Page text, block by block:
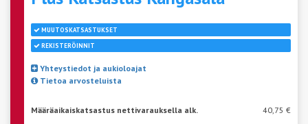
MUUTOSKATSASTUKSET
REKISTERÖINNIT
Yhteystiedot ja aukioloajat
Tietoa arvosteluista
Määräaikaiskatsastus nettivarauksella alk.
40,75 €